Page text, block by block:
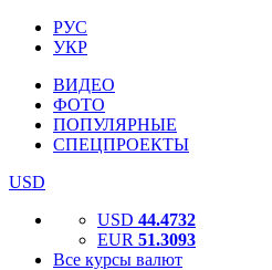
РУС
УКР
ВИДЕО
ФОТО
ПОПУЛЯРНЫЕ
СПЕЦПРОЕКТЫ
USD
USD 44.4732
EUR 51.3093
Все курсы валют